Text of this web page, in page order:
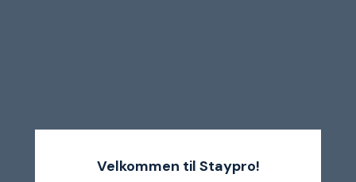
Velkommen til Staypro!